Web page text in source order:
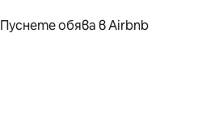
Пуснете обява в Airbnb